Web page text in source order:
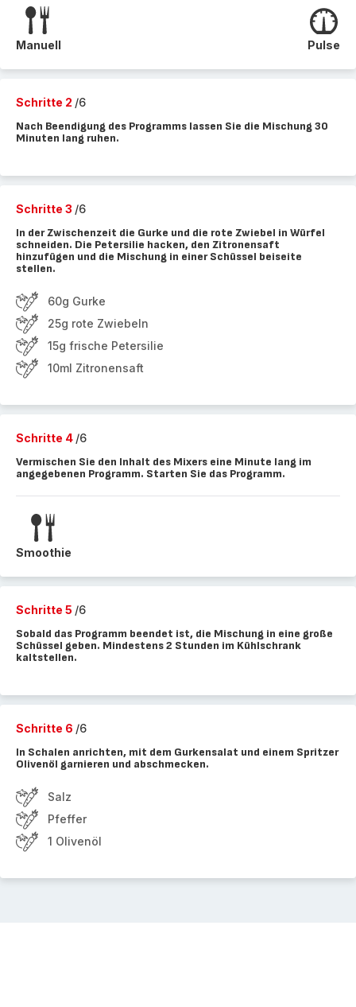
Manuell Pulse
Schritte 2 /6
Nach Beendigung des Programms lassen Sie die Mischung 30
Minuten lang ruhen.
Schritte 3 /6
In der Zwischenzeit die Gurke und die rote Zwiebel in Würfel
schneiden. Die Petersilie hacken, den Zitronensaft
hinzufügen und die Mischung in einer Schüssel beiseite
stellen.
60g Gurke
25g rote Zwiebeln
15g frische Petersilie
10ml Zitronensaft
Schritte 4 /6
Vermischen Sie den Inhalt des Mixers eine Minute lang im
angegebenen Programm. Starten Sie das Programm.
Smoothie
Schritte 5 /6
Sobald das Programm beendet ist, die Mischung in eine große
Schüssel geben. Mindestens 2 Stunden im Kühlschrank
kaltstellen.
Schritte 6 /6
In Schalen anrichten, mit dem Gurkensalat und einem Spritzer
Olivenöl garnieren und abschmecken.
Salz
Pfeffer
1 Olivenöl